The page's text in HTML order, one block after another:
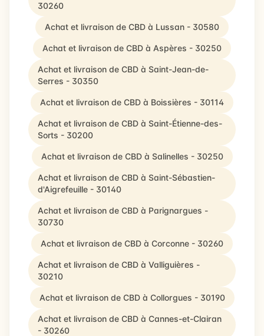
30260
Achat et livraison de CBD à Lussan - 30580
Achat et livraison de CBD à Aspères - 30250
Achat et livraison de CBD à Saint-Jean-de-
Serres - 30350
Achat et livraison de CBD à Boissières - 30114
Achat et livraison de CBD à Saint-Étienne-des-
Sorts - 30200
Achat et livraison de CBD à Salinelles - 30250
Achat et livraison de CBD à Saint-Sébastien-
d'Aigrefeuille - 30140
Achat et livraison de CBD à Parignargues -
30730
Achat et livraison de CBD à Corconne - 30260
Achat et livraison de CBD à Valliguières -
30210
Achat et livraison de CBD à Collorgues - 30190
Achat et livraison de CBD à Cannes-et-Clairan
- 30260